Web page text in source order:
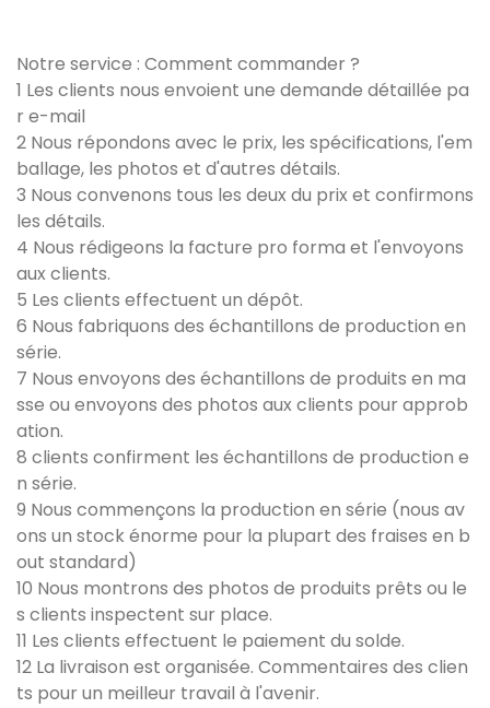
Notre service : Comment commander ?
1 Les clients nous envoient une demande détaillée pa
r e-mail
2 Nous répondons avec le prix, les spécifications, l'em
ballage, les photos et d'autres détails.
3 Nous convenons tous les deux du prix et confirmons
les détails.
4 Nous rédigeons la facture pro forma et l'envoyons
aux clients.
5 Les clients effectuent un dépôt.
6 Nous fabriquons des échantillons de production en
série.
7 Nous envoyons des échantillons de produits en ma
sse ou envoyons des photos aux clients pour approb
ation.
8 clients confirment les échantillons de production e
n série.
9 Nous commençons la production en série (nous av
ons un stock énorme pour la plupart des fraises en b
out standard)
10 Nous montrons des photos de produits prêts ou le
s clients inspectent sur place.
11 Les clients effectuent le paiement du solde.
12 La livraison est organisée. Commentaires des clien
ts pour un meilleur travail à l'avenir.